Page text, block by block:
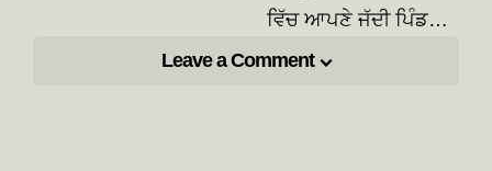
ਵਿੱਚ ਆਪਣੇ ਜੱਦੀ ਪਿੰਡ…
Leave a Comment